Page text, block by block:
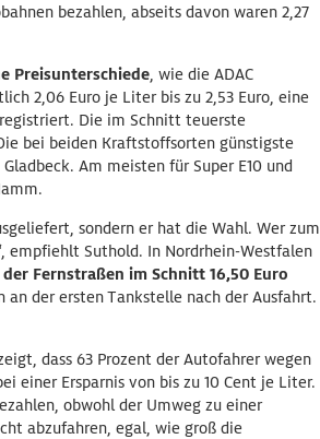
bezahlen, abseits davon waren 2,27
Preisunterschiede, wie die ADAC
2,06 Euro je Liter bis zu 2,53 Euro, eine
Die im Schnitt teuerste
bei beiden Kraftstoffsorten günstigste
Am meisten für Super E10 und
sondern er hat die Wahl. Wer zum
empfiehlt Suthold. In Nordrhein-Westfalen
Fernstraßen im Schnitt 16,50 Euro
an der ersten Tankstelle nach der Ausfahrt.
dass 63 Prozent der Autofahrer wegen
einer Ersparnis von bis zu 10 Cent je Liter.
obwohl der Umweg zu einer
abzufahren, egal, wie groß die